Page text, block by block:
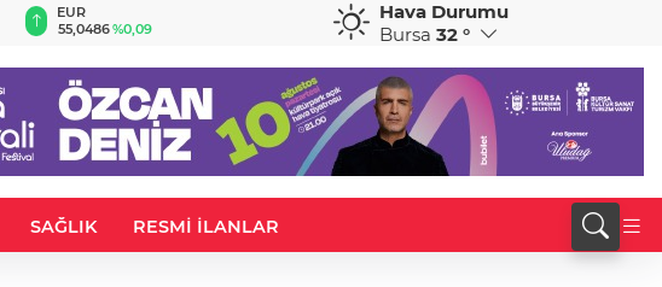
EUR
55,0486%0,09 %0,23
CHF
58,7662
Hava Durumu
Bursa 32 °
SAĞLIK RESMİ İLANLAR